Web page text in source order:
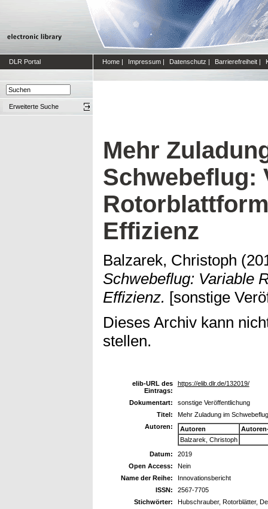
DLR Portal Home | Impressum | Datenschutz | Barrierefreiheit |
Erweiterte Suche
Mehr
Schwebeflug:
Effizienz
Balzarek, Christoph
Schwebeflug: Variable
Effizienz. [sonstige
Dieses Archiv kann
stellen.
elib-URL des
Eintrags:
https://elib.dlr.de/132019/
Dokumentart:
sonstige Veröffentlichung
Titel:
Mehr Zuladung im
Autoren:
Autoren
Balzarek, Christoph
Datum:
2019
Open Access:
Nein
Name der Reihe:
Innovationsbericht
ISSN:
2567-7705
Stichwörter:
Hubschrauber, Rotorblätter,